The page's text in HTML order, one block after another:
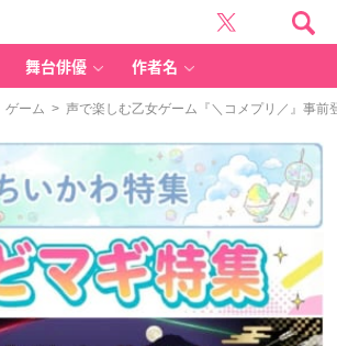
舞台俳優 作者名
ゲーム > 声で楽しむ乙女ゲーム『＼コメプリ／』事前